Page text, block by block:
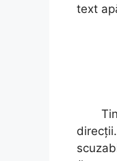
text